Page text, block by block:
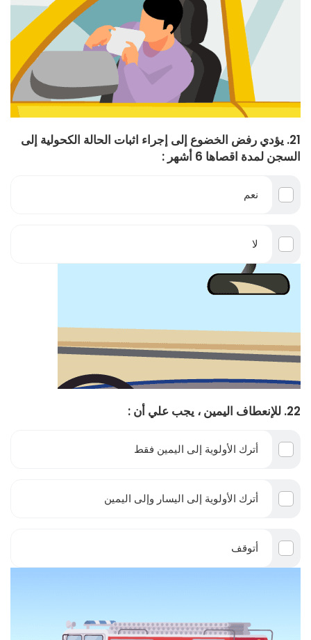
21. يؤدي رفض الخضوع إلى إجراء اثبات الحالة الكحولية إلى
السجن لمدة اقصاها 6 أشهر :
نعم
لا
22. للإنعطاف اليمين ، يجب علي أن :
أترك الأولوية إلى اليمين فقط
أترك الأولوية إلى اليسار وإلى اليمين
أتوقف